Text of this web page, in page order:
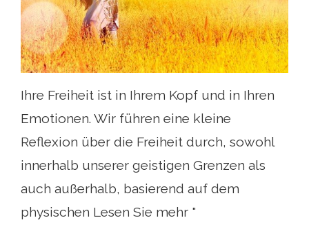
Ihre Freiheit ist in Ihrem Kopf und in Ihren
Emotionen. Wir führen eine kleine
Reflexion über die Freiheit durch, sowohl
innerhalb unserer geistigen Grenzen als
auch außerhalb, basierend auf dem
physischen Lesen Sie mehr "